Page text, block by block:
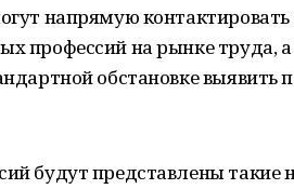
напрямую
профессий на рынке труда,
обстановке
будут представлены такие